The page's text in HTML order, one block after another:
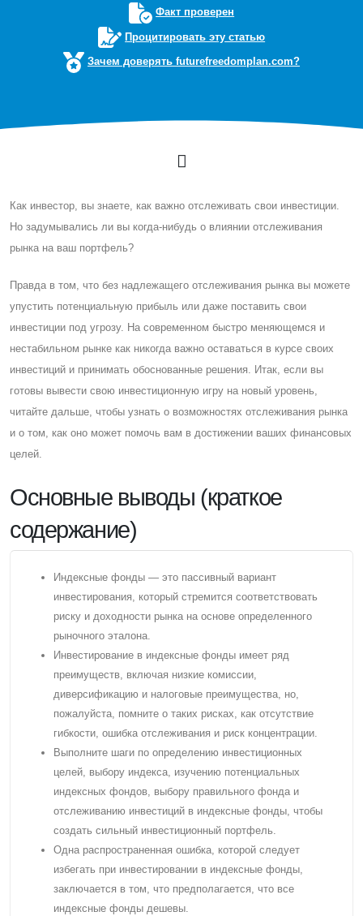
Факт проверен
Процитировать эту статью
Зачем доверять futurefreedomplan.com?
Как инвестор, вы знаете, как важно отслеживать свои инвестиции.
Но задумывались ли вы когда-нибудь о влиянии отслеживания
рынка на ваш портфель?
Правда в том, что без надлежащего отслеживания рынка вы можете
упустить потенциальную прибыль или даже поставить свои
инвестиции под угрозу. На современном быстро меняющемся и
нестабильном рынке как никогда важно оставаться в курсе своих
инвестиций и принимать обоснованные решения. Итак, если вы
готовы вывести свою инвестиционную игру на новый уровень,
читайте дальше, чтобы узнать о возможностях отслеживания рынка
и о том, как оно может помочь вам в достижении ваших финансовых
целей.
Основные выводы (краткое
содержание)
Индексные фонды — это пассивный вариант
инвестирования, который стремится соответствовать
риску и доходности рынка на основе определенного
рыночного эталона.
Инвестирование в индексные фонды имеет ряд
преимуществ, включая низкие комиссии,
диверсификацию и налоговые преимущества, но,
пожалуйста, помните о таких рисках, как отсутствие
гибкости, ошибка отслеживания и риск концентрации.
Выполните шаги по определению инвестиционных
целей, выбору индекса, изучению потенциальных
индексных фондов, выбору правильного фонда и
отслеживанию инвестиций в индексные фонды, чтобы
создать сильный инвестиционный портфель.
Одна распространенная ошибка, которой следует
избегать при инвестировании в индексные фонды,
заключается в том, что предполагается, что все
индексные фонды дешевы.